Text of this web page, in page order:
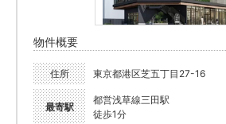
物件概要
住所 東京都港区芝五丁目27-16
最寄駅
都営浅草線三田駅
徒歩1分